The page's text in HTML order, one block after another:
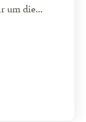
um die...